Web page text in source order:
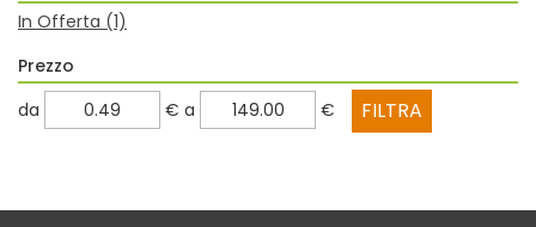
In Offerta (1)
Prezzo
filtra
da € filtra
a €